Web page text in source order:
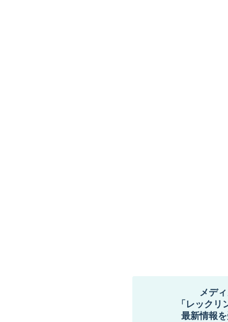
メデ
「レック
最新情報